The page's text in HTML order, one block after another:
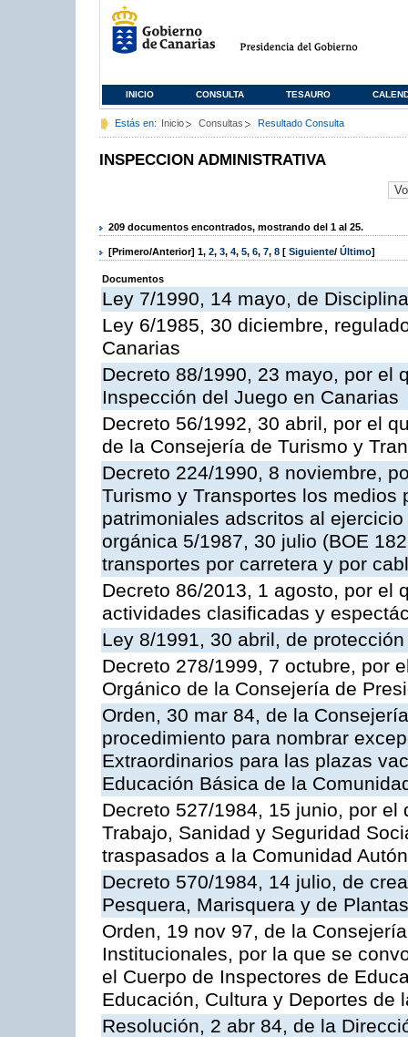
INICIO CONSULTA TESAURO
Estás en: Inicio Consultas Resultado Consulta
INSPECCION ADMINISTRATIVA
209 documentos encontrados, mostrando del 1 al 25.
[Primero/Anterior] 1, 2, 3, 4, 5, 6, 7, 8 [ Siguiente/ Último]
Documentos
Ley 7/1990, 14 mayo, de
Ley 6/1985, 30 diciembre,
Canarias
Decreto 88/1990, 23 mayo, por el
Inspección del Juego en Canarias
Decreto 56/1992, 30 abril, por el
de la Consejería de Turismo y
Decreto 224/1990, 8 noviembre,
Turismo y Transportes los
patrimoniales adscritos al
orgánica 5/1987, 30 julio (BOE
transportes por carretera y por
Decreto 86/2013, 1 agosto, por el
actividades clasificadas y
Ley 8/1991, 30 abril, de
Decreto 278/1999, 7 octubre, por
Orgánico de la Consejería de
Orden, 30 mar 84, de la
procedimiento para nombrar
Extraordinarios para las plazas
Educación Básica de la
Decreto 527/1984, 15 junio, por
Trabajo, Sanidad y Seguridad
traspasados a la Comunidad
Decreto 570/1984, 14 julio, de
Pesquera, Marisquera y de
Orden, 19 nov 97, de la
Institucionales, por la que se
el Cuerpo de Inspectores de
Educación, Cultura y Deportes de
Resolución, 2 abr 84, de la